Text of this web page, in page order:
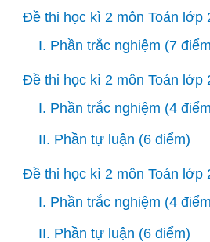
Đề thi học kì 2 môn Toán lớp
I. Phần trắc nghiệm (7
Đề thi học kì 2 môn Toán lớp
I. Phần trắc nghiệm (4
II. Phần tự luận (6 điểm)
Đề thi học kì 2 môn Toán lớp
I. Phần trắc nghiệm (4
II. Phần tự luận (6 điểm)